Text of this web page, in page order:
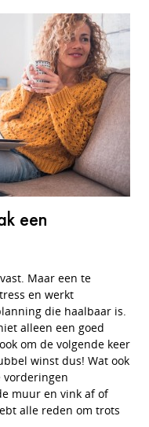
een
Maar een te
en werkt
die haalbaar is.
alleen een goed
om de volgende keer
winst dus! Wat ook
vorderingen
muur en vink af of
alle reden om trots